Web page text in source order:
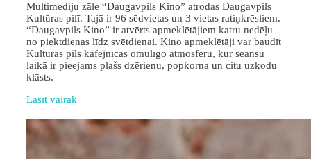
Multimediju zāle “Daugavpils Kino” atrodas Daugavpils
Kultūras pilī. Tajā ir 96 sēdvietas un 3 vietas ratiņkrēsliem.
“Daugavpils Kino” ir atvērts apmeklētājiem katru nedēļu
no piektdienas līdz svētdienai. Kino apmeklētāji var baudīt
Kultūras pils kafejnīcas omulīgo atmosfēru, kur seansu
laikā ir pieejams plašs dzērienu, popkorna un citu uzkodu
klāsts.
Lasīt vairāk